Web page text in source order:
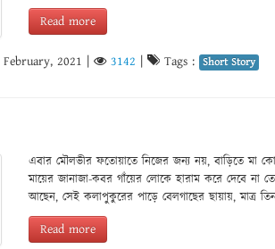
Read more
2021 | 3142 | Tags : Short Story
এবার মৌলভীর ফতোয়াতে নিজের জন্য নয়, বাড়িতে মা
মায়ের জানাজা-কবর গাঁয়ের লোকে হারাম করে দেবে না
আছেন, সেই কলাপুকুরের পাড়ে বেলগাছের ছায়ায়, মাত্র
Read more